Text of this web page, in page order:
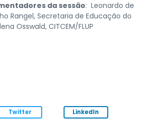
da sessão: Leonardo de
Rangel, Secretaria de Educação do
Osswald, CITCEM/FLUP
Twitter LinkedIn